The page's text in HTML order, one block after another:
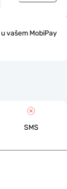
u vašem MobiPay
SMS